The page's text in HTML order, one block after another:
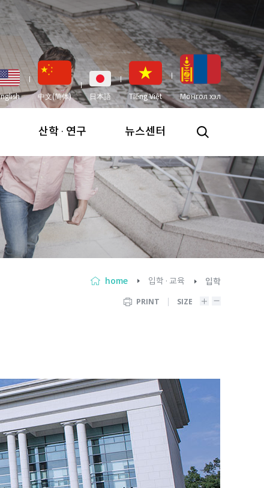
中文(简体) 日本語 Tiếng Việt Монгол хэл
산학 · 연구 뉴스센터
home 입학 · 교육
입학
PRINT
SIZE